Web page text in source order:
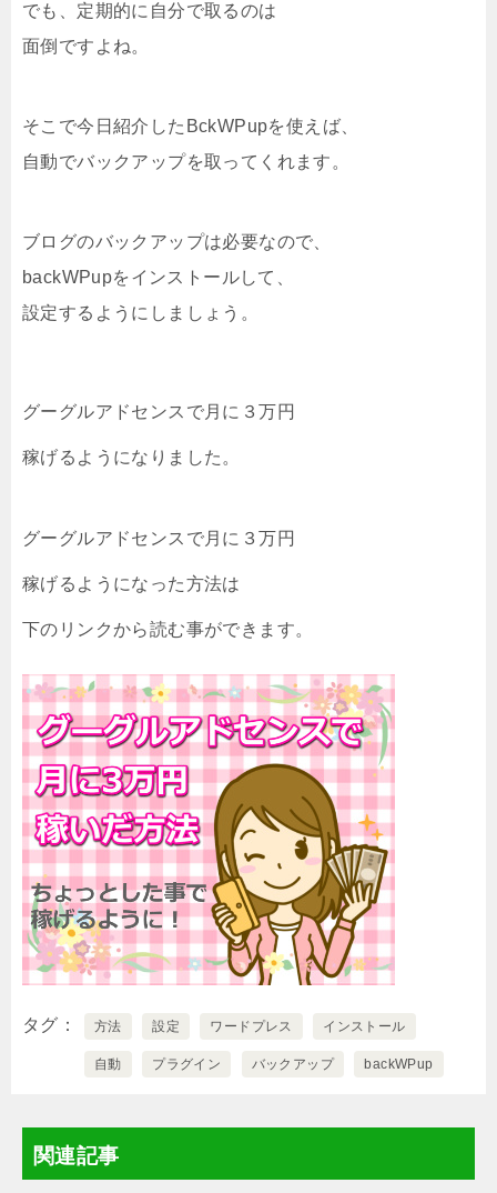
でも、定期的に自分で取るのは
面倒ですよね。
そこで今日紹介したBckWPupを使えば、
自動でバックアップを取ってくれます。
ブログのバックアップは必要なので、
backWPupをインストールして、
設定するようにしましょう。
グーグルアドセンスで月に３万円
稼げるようになりました。
グーグルアドセンスで月に３万円
稼げるようになった方法は
下のリンクから読む事ができます。
タグ 方法 設定 ワードプレス インストール
自動 プラグイン バックアップ backWPup
関連記事